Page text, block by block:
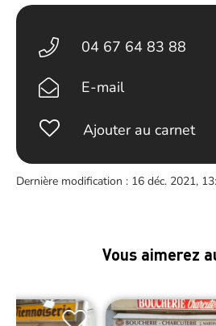
04 67 64 83 88
E-mail
Ajouter au carnet
Dernière modification : 16 déc. 2021,
Vous aimerez